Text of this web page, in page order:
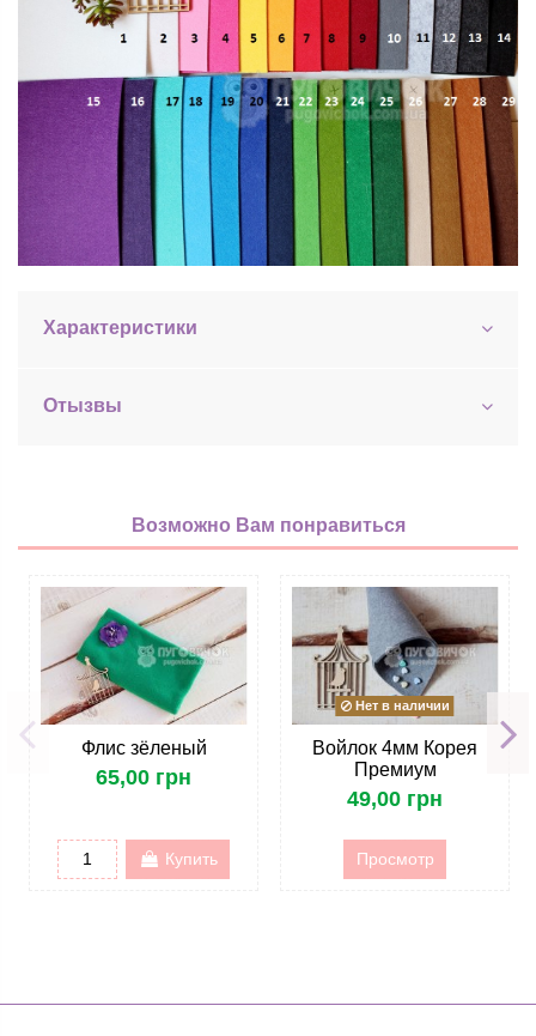
Характеристики
Отызвы
Возможно Вам понравиться
Флис зёленый
65,00 грн
Купить
Нет в наличии
Войлок 4мм Корея
Премиум
49,00 грн
Просмотр